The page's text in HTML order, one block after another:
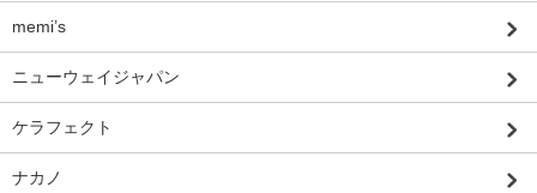
memi’s
ニューウェイジャパン
ケラフェクト
ナカノ